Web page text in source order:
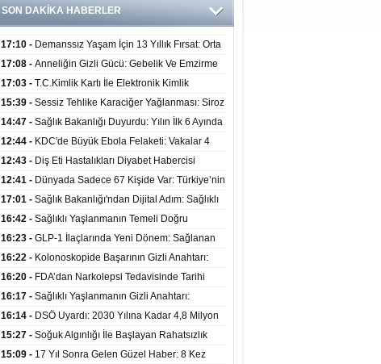
SON DAKİKA HABERLER
17:10 - Demanssız Yaşam İçin 13 Yıllık Fırsat: Orta
Yaştaki Yaşam Tarzı Beyin Sağlığını Belirliyor
17:08 - Anneliğin Gizli Gücü: Gebelik Ve Emzirme
Biyolojik Dayanıklılığı Artırabilir Mi?
17:03 - T.C.Kimlik Kartı İle Elektronik Kimlik
Doğrulama Yöntemi (Biyometrik Kimlik Doğrulama
Sistemi) 07.08.2026
15:39 - Sessiz Tehlike Karaciğer Yağlanması: Siroz
Ve Kalp Krizine Davetiye Çıkarıyor!
14:47 - Sağlık Bakanlığı Duyurdu: Yılın İlk 6 Ayında
10 Binden Fazla Hasta Hiperbarik Oksijen Tedavisi
Aldı
12:44 - KDC'de Büyük Ebola Felaketi: Vakalar 4
Bini Aştı, Virüste Mutasyon Şüphesi!
12:43 - Diş Eti Hastalıkları Diyabet Habercisi
Olabilir: Ağız Sağlığı Ve Şeker Arasındaki Çift Yönlü
Bağ Kanıtlandı
12:41 - Dünyada Sadece 67 Kişide Var: Türkiye’nin
İlk Bundgaard Sendromu Vakası Diyarbakır’da
Teşhis Edildi
17:01 - Sağlık Bakanlığı'ndan Dijital Adım: Sağlıklı
Hayat Merkezlerinde Uzaktan Danışmanlık Dönemi
Başladı
16:42 - Sağlıklı Yaşlanmanın Temeli Doğru
Beslenmeden Geçiyor: İleri Yaşta Hangi Besin
Öğelerine İhtiyaç Duyuluyor?
16:23 - GLP-1 İlaçlarında Yeni Dönem: Sağlanan
Faydalar Yalnızca Kilo Kaybıyla Sınırlı Değil
16:22 - Kolonoskopide Başarının Gizli Anahtarı:
Yetersiz Bağırsak Temizliği Poliplerin Gözden
Kaçmasına Neden Oluyor
16:20 - FDA’dan Narkolepsi Tedavisinde Tarihi
Onay: Oreksin Sistemini Hedefleyen İlk İlaç
Kullanıma Sunuldu
16:17 - Sağlıklı Yaşlanmanın Gizli Anahtarı:
Düzenli Kuvvet Antrenmanı Kas Ve Kemik Sağlığını
Koruyor
16:14 - DSÖ Uyardı: 2030 Yılına Kadar 4,8 Milyon
Hemşire ve Ebe Açığı Oluşabilir
15:27 - Soğuk Algınlığı İle Başlayan Rahatsızlık
Karaciğer Yetmezliği Çıktı: 17 Yıl Sonra Nakille
15:09 - 17 Yıl Sonra Gelen Güzel Haber: 8 Kez